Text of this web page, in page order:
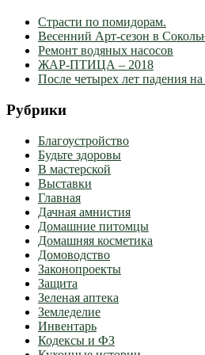
Страсти по помидорам.
Весенний Арт-сезон в
Ремонт водяных насосов
ЖАР-ПТИЦА – 2018
После четырех лет падения
Рубрики
Благоустройство
Будьте здоровы
В мастерской
Выставки
Главная
Дачная амнистия
Домашние питомцы
Домашняя косметика
Домоводство
Законопроекты
Защита
Зеленая аптека
Земледелие
Инвентарь
Кодексы и ФЗ